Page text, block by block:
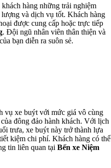
hàng những trải nghiệm
và dịch vụ tốt. Khách hàng
được cung cấp hoặc trực tiếp
. Đội ngũ nhân viên thân thiện và
bạn diễn ra suôn sẻ.
vụ xe buýt với mức giá vô cùng
đông đảo hành khách. Với lịch
trưa, xe buýt này trở thành lựa
kiệm chi phí. Khách hàng có thể
tin liên quan tại Bến xe Niệm